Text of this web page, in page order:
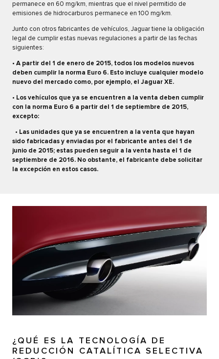
permanece en 60 mg/km, mientras que el nivel permitido de
emisiones de hidrocarburos permanece en 100 mg/km.
Junto con otros fabricantes de vehículos, Jaguar tiene la obligación
legal de cumplir estas nuevas regulaciones a partir de las fechas
siguientes:
• A partir del 1 de enero de 2015, todos los modelos nuevos
deben cumplir la norma Euro 6. Esto incluye cualquier modelo
nuevo del mercado como, por ejemplo, el Jaguar XE.
• Los vehículos que ya se encuentren a la venta deben cumplir
con la norma Euro 6 a partir del 1 de septiembre de 2015,
excepto:
• Las unidades que ya se encuentren a la venta que hayan
sido fabricadas y enviadas por el fabricante antes del 1 de
junio de 2015; estas pueden seguir a la venta hasta el 1 de
septiembre de 2016. No obstante, el fabricante debe solicitar
la excepción en estos casos.
¿QUÉ ES LA TECNOLOGÍA DE
REDUCCIÓN CATALÍTICA SELECTIVA